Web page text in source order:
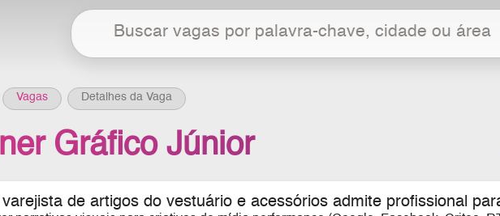
Vagas Detalhes da Vaga
Gráfico Júnior
de artigos do vestuário e acessórios admite profissional